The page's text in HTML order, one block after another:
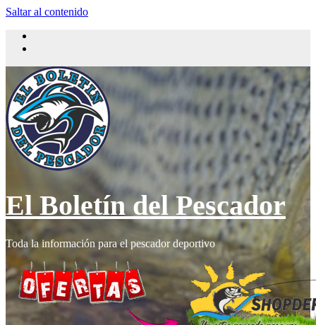
Saltar al contenido
El Boletín del Pescador
Toda la información para el pescador deportivo